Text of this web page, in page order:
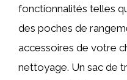
fonctionnalités telles
des poches de
accessoires de votre
nettoyage. Un sac de